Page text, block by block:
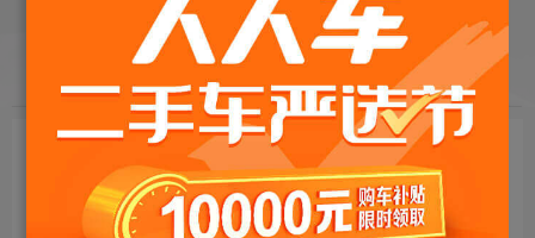
目标车辆： 请选择欲购车辆
年限要求：